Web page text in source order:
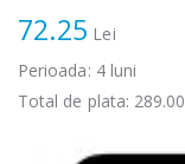
72.25 Lei
Perioada: 4luni
Total de plata: 289.00
799,00 Lei